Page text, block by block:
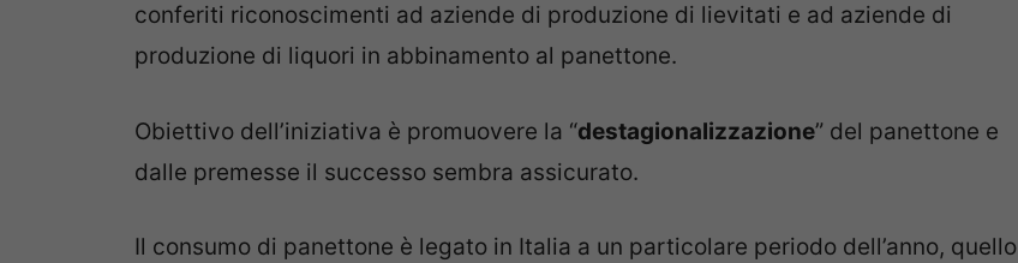
conferiti riconoscimenti ad aziende di produzione di lievitati e ad aziende di
produzione di liquori in abbinamento al panettone.
Obiettivo dell’iniziativa è promuovere la “destagionalizzazione” del panettone e
dalle premesse il successo sembra assicurato.
Il consumo di panettone è legato in Italia a un particolare periodo dell’anno, quello